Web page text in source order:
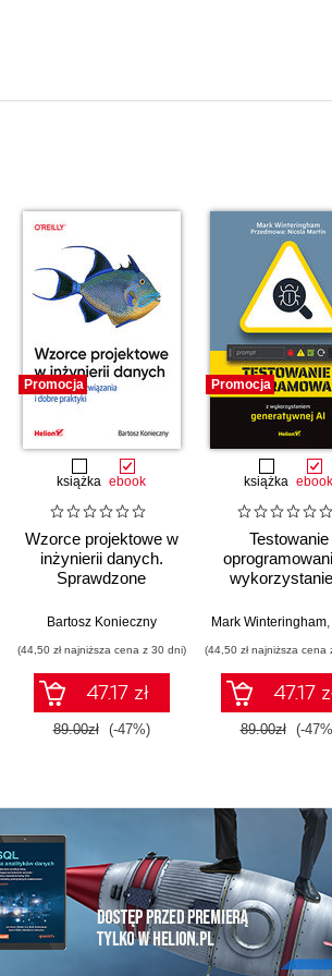
Promocja
książka ebook
Wzorce projektowe w
inżynierii danych.
Sprawdzone
praktyki
Bartosz Konieczny
(44,50 zł najniższa cena z 30 dni)
47.17 zł
89.00zł (-47%)
Promocja
książka ebook
Testowanie
Mark Winteringham,
(44,50 zł najniższa cena
47.17
89.00zł (-